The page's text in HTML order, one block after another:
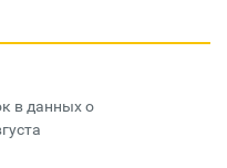
в данных о